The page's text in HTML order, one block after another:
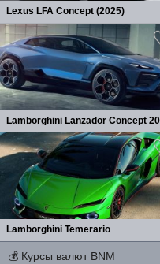
Lexus LFA Concept (2025)
Lamborghini Temerario
💰 Курсы валют BNM